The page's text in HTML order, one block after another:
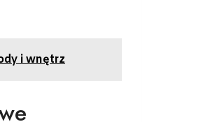
i wnętrz